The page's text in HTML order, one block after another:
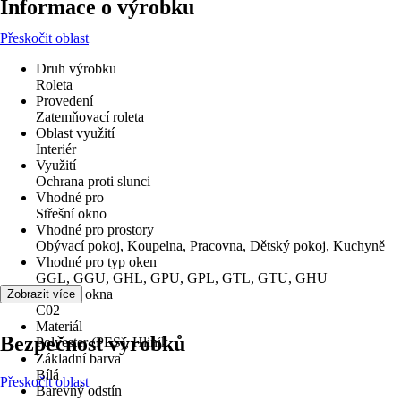
Informace o výrobku
Přeskočit oblast
Druh výrobku
Roleta
Provedení
Zatemňovací roleta
Oblast využití
Interiér
Využití
Ochrana proti slunci
Vhodné pro
Střešní okno
Vhodné pro prostory
Obývací pokoj, Koupelna, Pracovna, Dětský pokoj, Kuchyně
Vhodné pro typ oken
GGL, GGU, GHL, GPU, GPL, GTL, GTU, GHU
Velikost okna
C02
Materiál
Polyester (PES), Hliník
Základní barva
Bílá
Barevný odstín
Zobrazit více
Bezpečnost výrobků
Přeskočit oblast